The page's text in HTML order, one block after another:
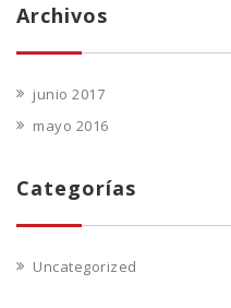
Archivos
junio 2017
mayo 2016
Categorías
Uncategorized